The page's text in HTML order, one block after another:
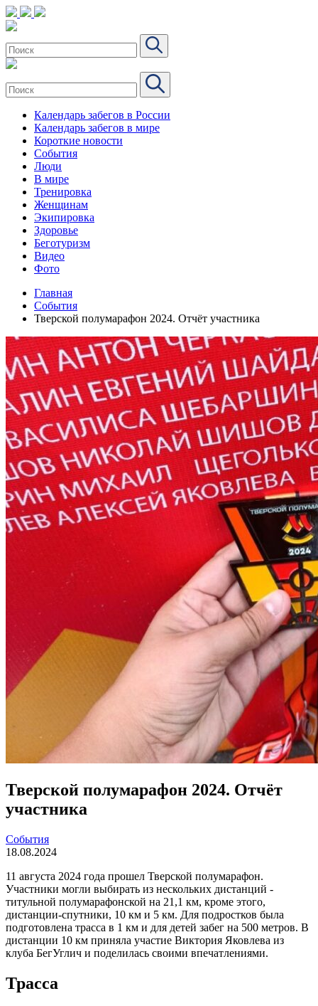
Календарь забегов в России
Календарь забегов в мире
Короткие новости
События
Люди
В мире
Тренировка
Женщинам
Экипировка
Здоровье
Беготуризм
Видео
Фото
Главная
События
Тверской полумарафон 2024. Отчёт участника
Тверской полумарафон 2024. Отчёт
участника
События
18.08.2024
11 августа 2024 года прошел Тверской полумарафон.
Участники могли выбирать из нескольких дистанций -
титульной полумарафонской на 21,1 км, кроме этого,
дистанции-спутники, 10 км и 5 км. Для подростков была
подготовлена трасса в 1 км и для детей забег на 500 метров. В
дистанции 10 км приняла участие Виктория Яковлева из
клуба БегУглич и поделилась своими впечатлениями.
Трасса